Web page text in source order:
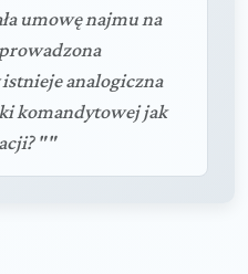
umowę najmu na
istnieje analogiczna
komandytowej jak
""